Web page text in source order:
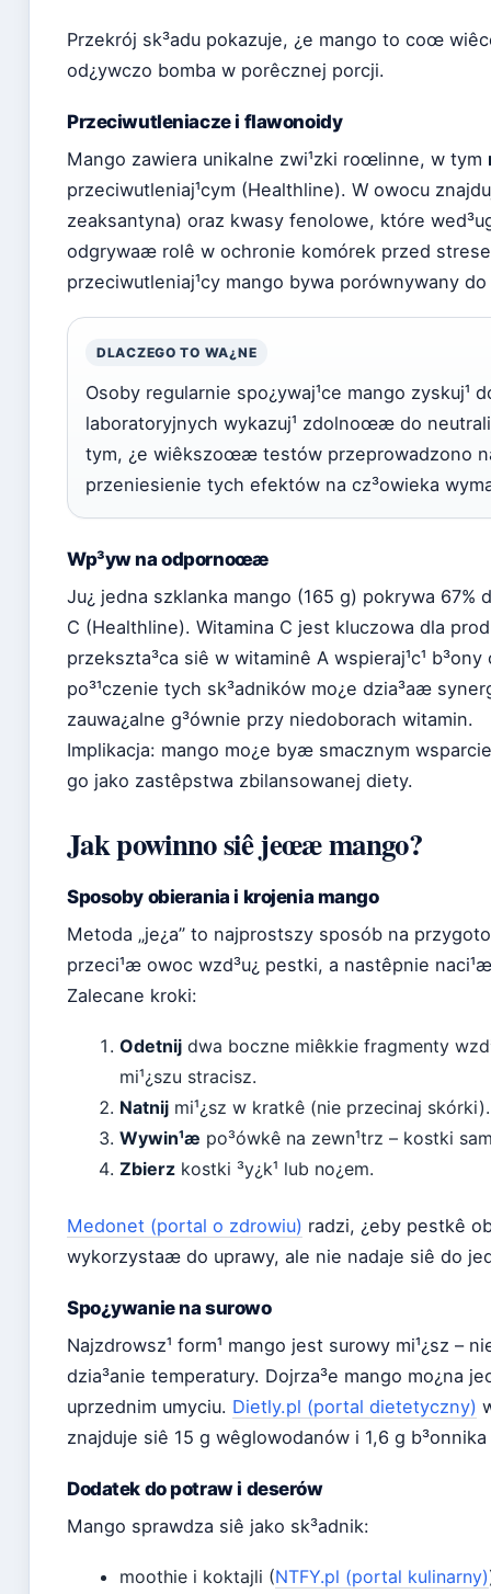
Przekrój sk³adu pokazuje, ¿e mango to coœ
od¿ywczo bomba w porêcznej porcji.
Przeciwutleniacze i flawonoidy
Mango zawiera unikalne zwi¹zki roœlinne, w tym
przeciwutleniaj¹cym (Healthline). W owocu
zeaksantyna) oraz kwasy fenolowe, które
odgrywaæ rolê w ochronie komórek przed
przeciwutleniaj¹cy mango bywa porównywany
DLACZEGO TO WA¿NE
Osoby regularnie spo¿ywaj¹ce mango
laboratoryjnych wykazuj¹ zdolnoœæ do
tym, ¿e wiêkszoœæ testów przeprowadzono
przeniesienie tych efektów na cz³owieka
Wp³yw na odpornoœæ
Ju¿ jedna szklanka mango (165 g) pokrywa
C (Healthline). Witamina C jest kluczowa dla
przekszta³ca siê w witaminê A wspieraj¹c¹
po³¹czenie tych sk³adników mo¿e dzia³aæ
zauwa¿alne g³ównie przy niedoborach witamin.
Implikacja: mango mo¿e byæ smacznym
go jako zastêpstwa zbilansowanej diety.
Jak powinno siê jeœæ mango?
Sposoby obierania i krojenia mango
Metoda „je¿a” to najprostszy sposób na
przeci¹æ owoc wzd³u¿ pestki, a nastêpnie
Zalecane kroki:
Odetnij dwa boczne miêkkie fragmenty
mi¹¿szu stracisz.
Natnij mi¹¿sz w kratkê (nie przecinaj skórki).
Wywin¹æ po³ówkê na zewn¹trz – kostki
Zbierz kostki ³y¿k¹ lub no¿em.
Medonet (portal o zdrowiu) radzi, ¿eby pestkê
wykorzystaæ do uprawy, ale nie nadaje siê do
Spo¿ywanie na surowo
Najzdrowsz¹ form¹ mango jest surowy mi¹¿sz –
dzia³anie temperatury. Dojrza³e mango mo¿na
uprzednim umyciu. Dietly.pl (portal dietetyczny)
znajduje siê 15 g wêglowodanów i 1,6 g
Dodatek do potraw i deserów
Mango sprawdza siê jako sk³adnik:
moothie i koktajli (NTFY.pl (portal kulinarny)